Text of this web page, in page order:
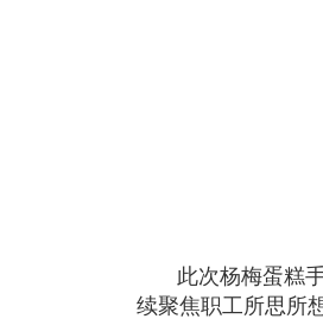
此次杨梅蛋糕
续聚焦职工所思所